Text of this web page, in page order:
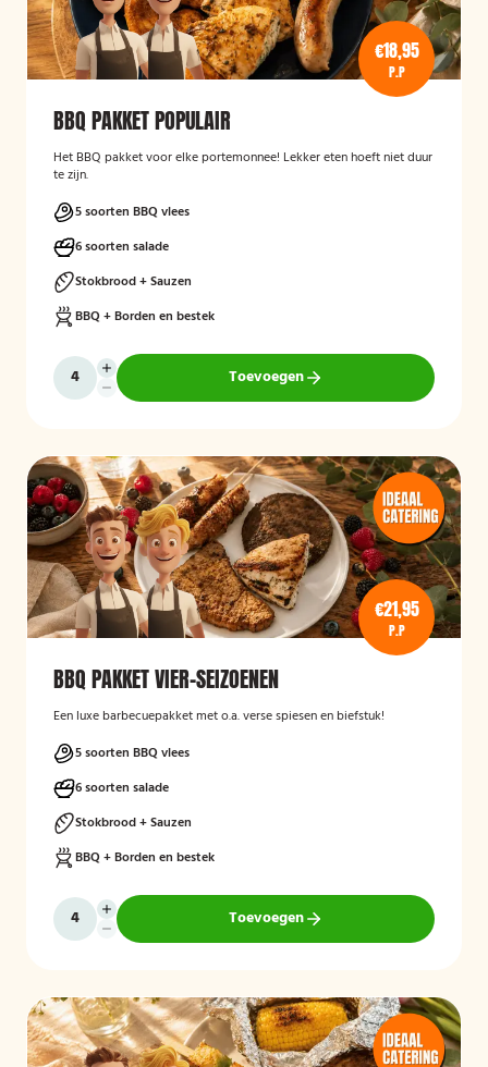
€18,95
P.P
BBQ PAKKET POPULAIR
Het BBQ pakket voor elke portemonnee! Lekker eten hoeft niet duur
te zijn.
5 soorten BBQ vlees
6 soorten salade
Stokbrood + Sauzen
BBQ + Borden en bestek
Toevoegen
€21,95
P.P
BBQ PAKKET VIER-SEIZOENEN
Een luxe barbecuepakket met o.a. verse spiesen en biefstuk!
5 soorten BBQ vlees
6 soorten salade
Stokbrood + Sauzen
BBQ + Borden en bestek
Toevoegen